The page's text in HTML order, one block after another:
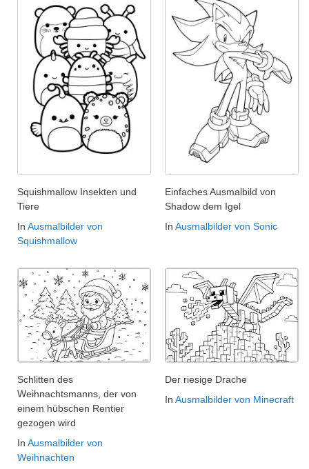
Squishmallow Insekten und
Tiere
In Ausmalbilder von
Squishmallow
Einfaches Ausmalbild von
Shadow dem Igel
In Ausmalbilder von Sonic
Schlitten des
Weihnachtsmanns, der von
einem hübschen Rentier
gezogen wird
In Ausmalbilder von
Weihnachten
Der riesige Drache
In Ausmalbilder von Minecraft